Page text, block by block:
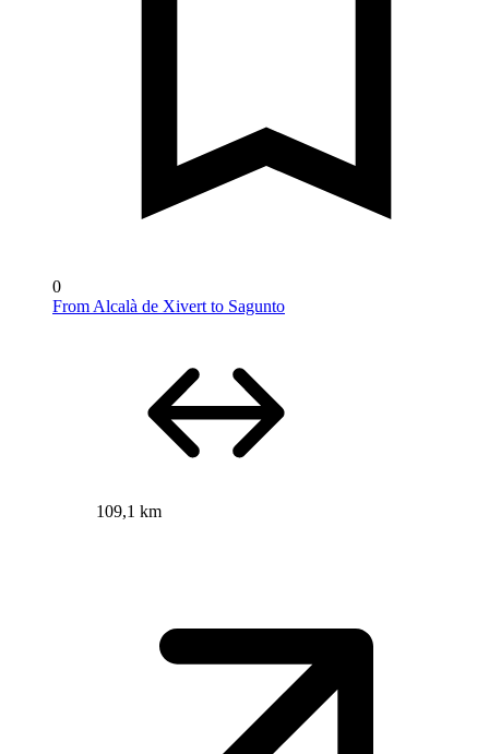
0
From Alcalà de Xivert to Sagunto
109,1 km